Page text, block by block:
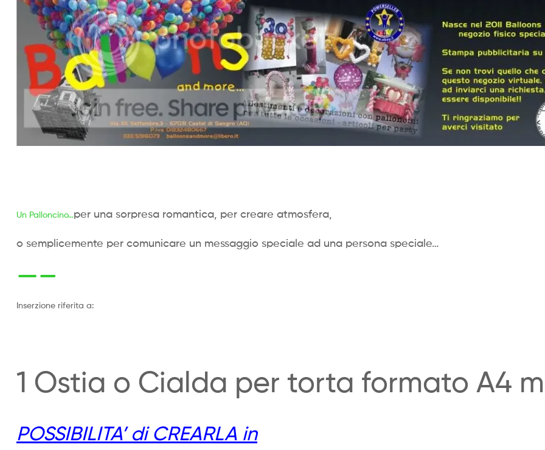
Un Palloncino…per una sorpresa romantica, per creare atmosfera,
o semplicemente per comunicare un messaggio speciale ad una persona speciale…
—–
Inserzione riferita a:
1 Ostia o Cialda per torta formato A4
POSSIBILITA’ di CREARLA in